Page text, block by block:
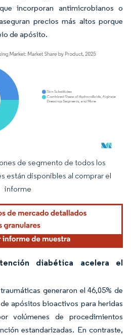
incorporan antimicrobianos o
precios más altos porque
de apósito.
requiere atribución según CC BY 4.0.
de segmento de todos los
están disponibles al comprar el
informe
diabética acelera el
generaron el 46,05% de
apósitos bioactivos para heridas
volúmenes de procedimientos
estandarizadas. En contraste,